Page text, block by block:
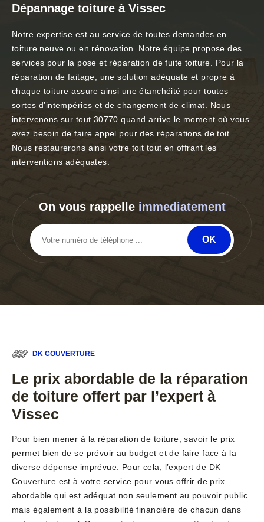
Dépannage toiture à Vissec
Notre expertise est au service de toutes demandes en
toiture neuve ou en rénovation. Notre équipe propose des
services pour la pose et réparation de fuite toiture. Pour la
réparation de faitage, une solution adéquate et propre à
chaque toiture assure ainsi une étanchéité pour toutes
sortes d’intempéries et de changement de climat. Nous
intervenons sur tout 30770 quand arrive le moment où vous
avez besoin de faire appel pour des réparations de toit.
Nous restaurerons ainsi votre toit tout en offrant les
interventions adéquates.
On vous rappelle immediatement
DK COUVERTURE
Le prix abordable de la réparation
de toiture offert par l’expert à
Vissec
Pour bien mener à la réparation de toiture, savoir le prix
permet bien de se prévoir au budget et de faire face à la
diverse dépense imprévue. Pour cela, l’expert de DK
Couverture est à votre service pour vous offrir de prix
abordable qui est adéquat non seulement au pouvoir public
mais également à la possibilité financière de chacun dans